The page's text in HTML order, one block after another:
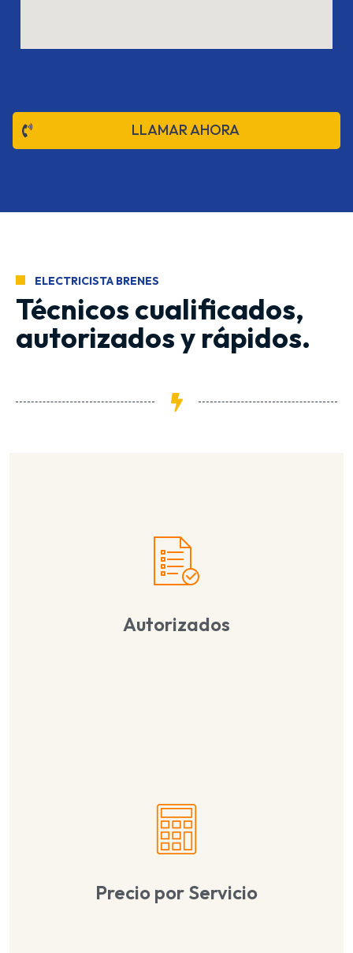
LLAMAR AHORA
ELECTRICISTA BRENES
Técnicos cualificados,
autorizados y rápidos.
Autorizados
Precio por Servicio